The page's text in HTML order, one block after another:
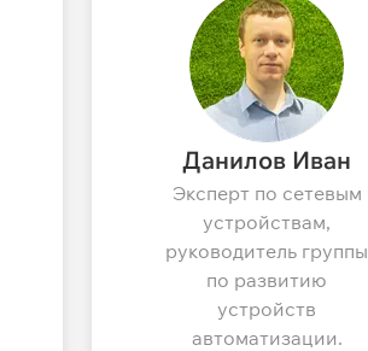
Данилов Иван
Эксперт по сетевым
устройствам,
руководитель группы
по развитию
устройств
автоматизации.